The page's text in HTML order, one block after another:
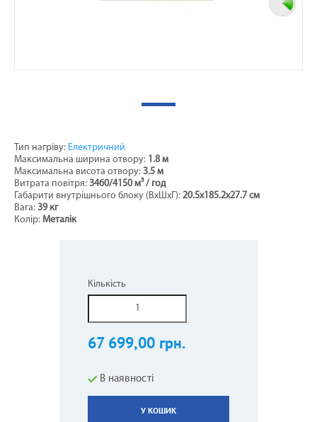
Тип нагріву: Електричний
Максимальна ширина отвору: 1.8 м
Максимальна висота отвору: 3.5 м
Витрата повітря: 3460/4150 м³ / год
Габарити внутрішнього блоку (ВхШхГ): 20.5х185.2x27.7 см
Вага: 39 кг
Колір: Металік
Кількість
67 699,00 грн.
В наявності
У КОШИК